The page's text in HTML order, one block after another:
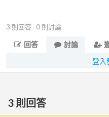
3 則回答 0 則討論
回答
討論
登入
3 則回答